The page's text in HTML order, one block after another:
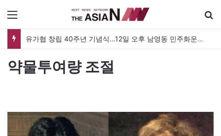
유가협 창립 40주년 기념식…12일 오후 남영동 민주화운동기념관
약물투여량 조절